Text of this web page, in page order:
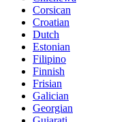
Corsican
Croatian
Dutch
Estonian
Filipino
Finnish
Frisian
Galician
Georgian